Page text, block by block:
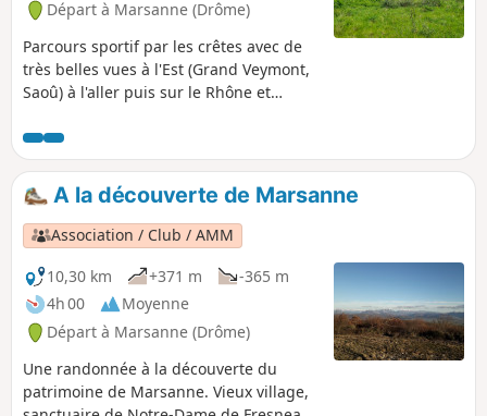
Marsanne par une piste en balcon.
Départ à Marsanne (Drôme)
Parcours sportif par les crêtes avec de
très belles vues à l'Est (Grand Veymont,
Saoû) à l'aller puis sur le Rhône et
assez pentus.
A la découverte de Marsanne
Association / Club / AMM
10,30 km
+371 m
-365 m
4h 00
Moyenne
Départ à Marsanne (Drôme)
Une randonnée à la découverte du
patrimoine de Marsanne. Vieux village,